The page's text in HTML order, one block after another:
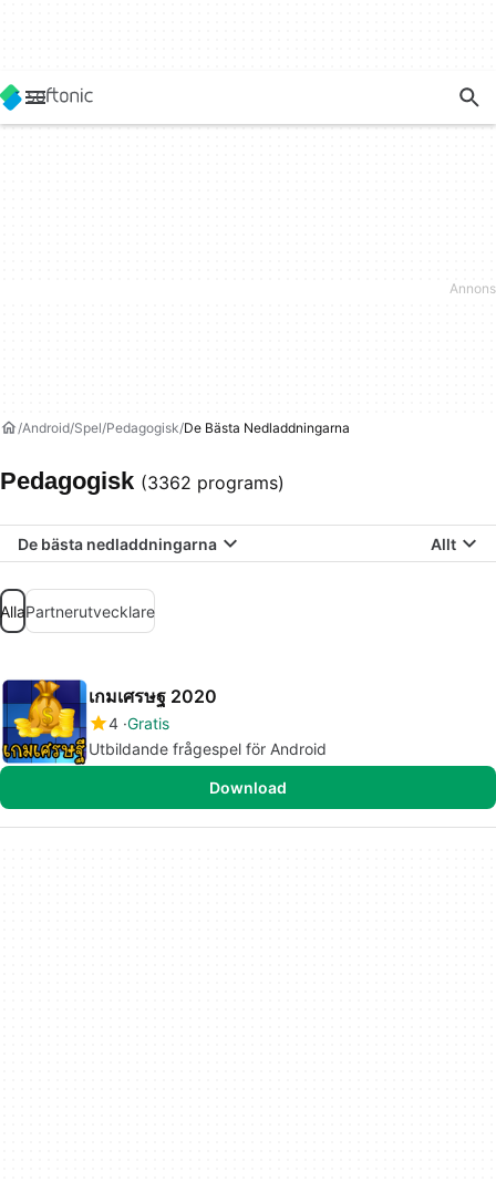
Android Spel Pedagogisk De Bästa Nedladdningarna
Pedagogisk (3362 programs)
De bästa nedladdningarna Allt
AllaPartnerutvecklare
เกมเศรษฐ 2020
4 Gratis
Utbildande frågespel för Android
Download